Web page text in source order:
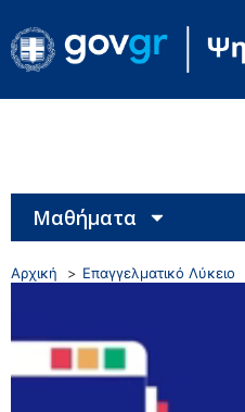
Μαθήματα
Αρχική Επαγγελματικό Λύκειο